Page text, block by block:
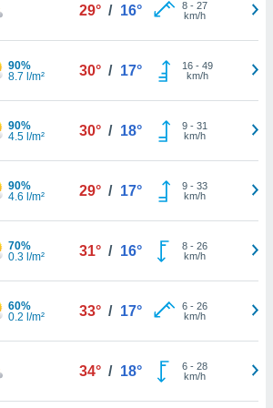
29° / 16° 8- 27
km/h
90%
8.7 l/m²
30° / 17° 16- 49
km/h
90%
4.5 l/m²
30° / 18° 9- 31
km/h
90%
4.6 l/m²
29° / 17° 9- 33
km/h
70%
0.3 l/m²
31° / 16° 8- 26
km/h
60%
0.2 l/m²
33° / 17° 6- 26
km/h
34° / 18° 6- 28
km/h